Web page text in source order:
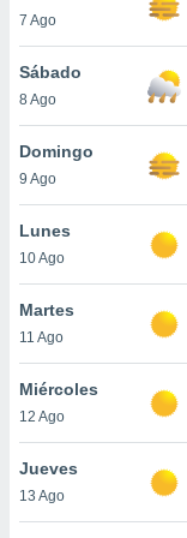
más
nuestra
y
de
disponible
cookies
aceptar
7 Ago
Sábado
8 Ago
Domingo
9 Ago
Lunes
10 Ago
Martes
11 Ago
Miércoles
12 Ago
Jueves
13 Ago